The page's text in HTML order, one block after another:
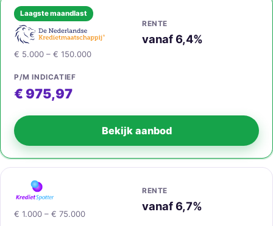
Laagste maandlast
€ 5.000 – € 150.000
RENTE
vanaf 6,4%
P/M INDICATIEF
€ 975,97
Bekijk aanbod
€ 1.000 – € 75.000
RENTE
vanaf 6,7%